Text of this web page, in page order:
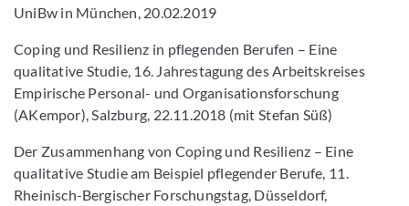
UniBw in München, 20.02.2019
Coping und Resilienz in pflegenden Berufen – Eine
qualitative Studie, 16. Jahrestagung des Arbeitskreises
Empirische Personal- und Organisationsforschung
(AKempor), Salzburg, 22.11.2018 (mit Stefan Süß)
Der Zusammenhang von Coping und Resilienz – Eine
qualitative Studie am Beispiel pflegender Berufe, 11.
Rheinisch-Bergischer Forschungstag, Düsseldorf,